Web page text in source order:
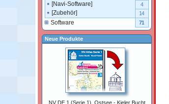
[Navi-Software] 4
[Zubehör] 14
Software 71
Neue Produkte
NV DE 1 (Serie 1), Ostsee - Kieler Bucht